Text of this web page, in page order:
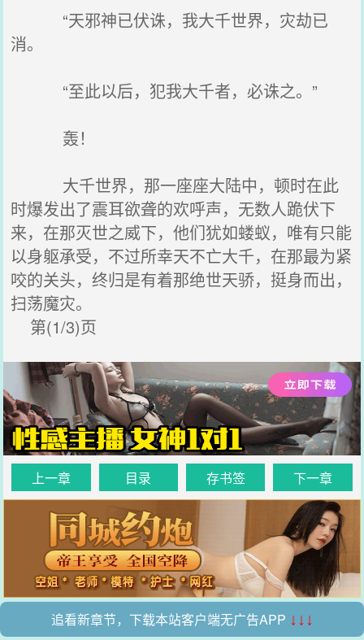
“天邪神已伏诛，我大千世界，灾劫已
消。
“至此以后，犯我大千者，必诛之。”
轰！
大千世界，那一座座大陆中，顿时在此
时爆发出了震耳欲聋的欢呼声，无数人跪伏下
来，在那灭世之威下，他们犹如蝼蚁，唯有只能
以身躯承受，不过所幸天不亡大千，在那最为紧
咬的关头，终归是有着那绝世天骄，挺身而出，
扫荡魔灾。
第(1/3)页
上一章 目录 存书签 下一章
追看新章节，下载本站客户端无广告APP ↓↓↓